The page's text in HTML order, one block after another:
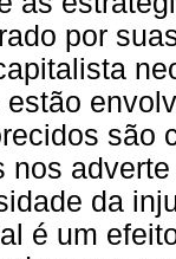
por
são
nos
da
é um